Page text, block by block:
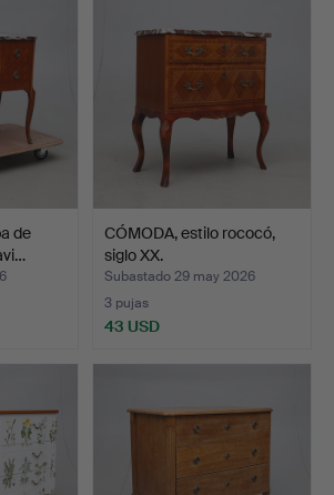
de
CÓMODA, estilo rococó,
siglo XX.
Subastado 29 may 2026
3 pujas
43 USD